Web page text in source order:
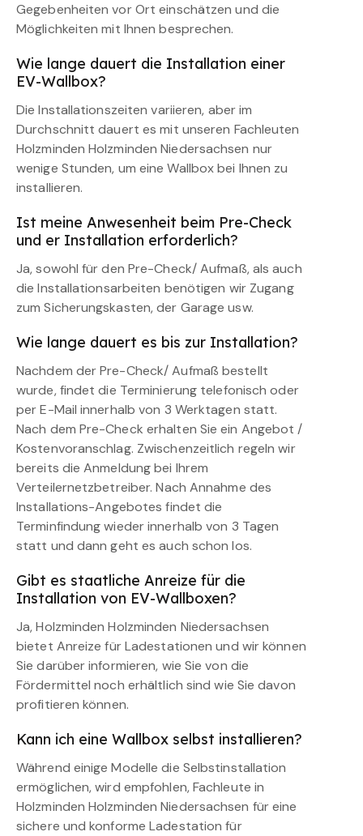
Gegebenheiten vor Ort einschätzen und die
Möglichkeiten mit Ihnen besprechen.
Wie lange dauert die Installation einer
EV-Wallbox?
Die Installationszeiten variieren, aber im
Durchschnitt dauert es mit unseren Fachleuten
Holzminden Holzminden Niedersachsen nur
wenige Stunden, um eine Wallbox bei Ihnen zu
installieren.
Ist meine Anwesenheit beim Pre-Check
und er Installation erforderlich?
Ja, sowohl für den Pre-Check/ Aufmaß, als auch
die Installationsarbeiten benötigen wir Zugang
zum Sicherungskasten, der Garage usw.
Wie lange dauert es bis zur Installation?
Nachdem der Pre-Check/ Aufmaß bestellt
wurde, findet die Terminierung telefonisch oder
per E-Mail innerhalb von 3 Werktagen statt.
Nach dem Pre-Check erhalten Sie ein Angebot /
Kostenvoranschlag. Zwischenzeitlich regeln wir
bereits die Anmeldung bei Ihrem
Verteilernetzbetreiber. Nach Annahme des
Installations-Angebotes findet die
Terminfindung wieder innerhalb von 3 Tagen
statt und dann geht es auch schon los.
Gibt es staatliche Anreize für die
Installation von EV-Wallboxen?
Ja, Holzminden Holzminden Niedersachsen
bietet Anreize für Ladestationen und wir können
Sie darüber informieren, wie Sie von die
Fördermittel noch erhältlich sind wie Sie davon
profitieren können.
Kann ich eine Wallbox selbst installieren?
Während einige Modelle die Selbstinstallation
ermöglichen, wird empfohlen, Fachleute in
Holzminden Holzminden Niedersachsen für eine
sichere und konforme Ladestation für